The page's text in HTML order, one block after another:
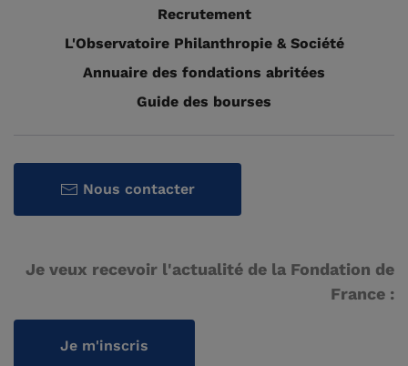
Recrutement
L'Observatoire Philanthropie & Société
Annuaire des fondations abritées
Guide des bourses
Nous contacter
Je veux recevoir l'actualité de la Fondation de
France :
Je m'inscris